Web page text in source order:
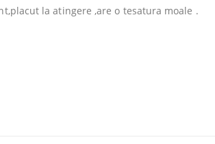
la atingere ,are o tesatura moale .